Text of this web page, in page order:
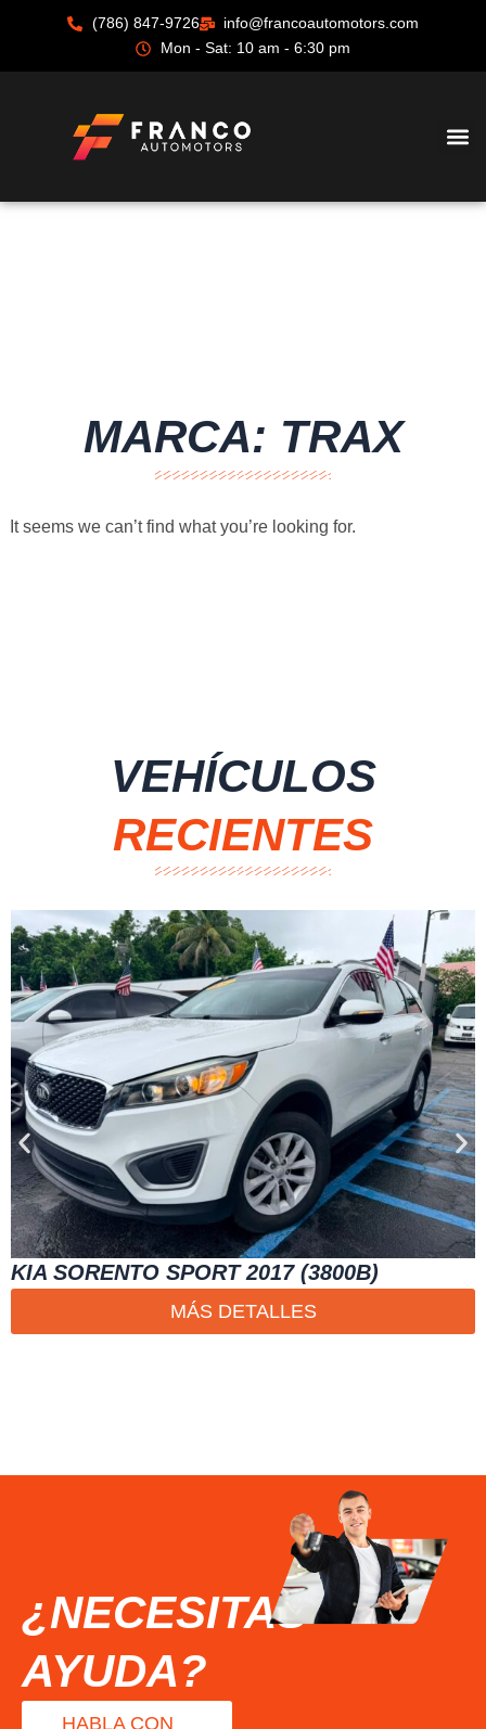
contenido
(786) 847-9726
info@francoautomotors.com
Mon - Sat: 10 am - 6:30 pm
MARCA: TRAX
It seems we can’t find what you’re looking for.
VEHÍCULOS
RECIENTES
KIA SORENTO SPORT 2017 (3800B)
MÁS DETALLES
¿NECESITAS
AYUDA?
HABLA CON